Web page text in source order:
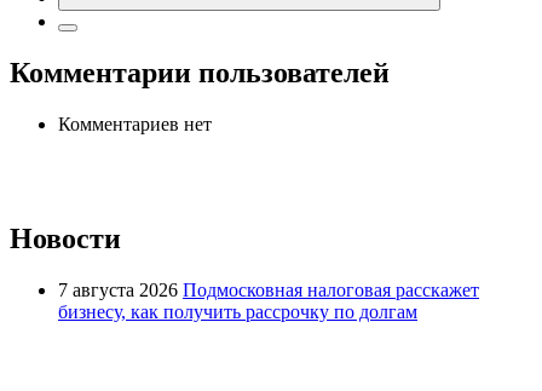
Комментарии пользователей
Комментариев нет
Новости
7 августа 2026 Подмосковная налоговая расскажет
бизнесу, как получить рассрочку по долгам